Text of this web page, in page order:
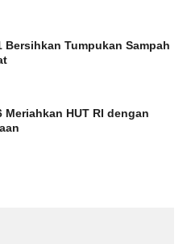
Bersihkan Tumpukan Sampah
Meriahkan HUT RI dengan